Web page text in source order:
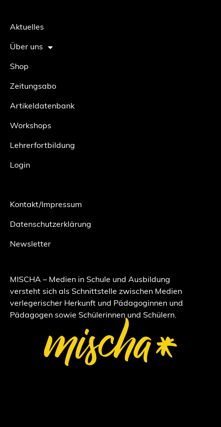
Aktuelles
Über uns
Shop
Zeitungsabo
Artikeldatenbank
Workshops
Lehrerfortbildung
Login
Kontakt/Impressum
Datenschutzerklärung
Newsletter
MISCHA – Medien in Schule und Ausbildung
versteht sich als Schnittstelle zwischen Medien
verlegerischer Herkunft und Pädagoginnen und
Pädagogen sowie Schülerinnen und Schülern.